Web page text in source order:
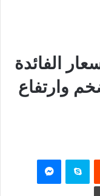
الفائدة
وارتفاع
سكايب